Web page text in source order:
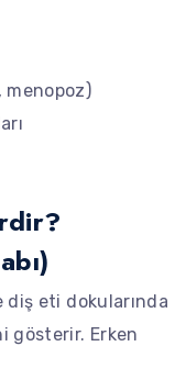
menopoz)
diş eti dokularında
gösterir. Erken